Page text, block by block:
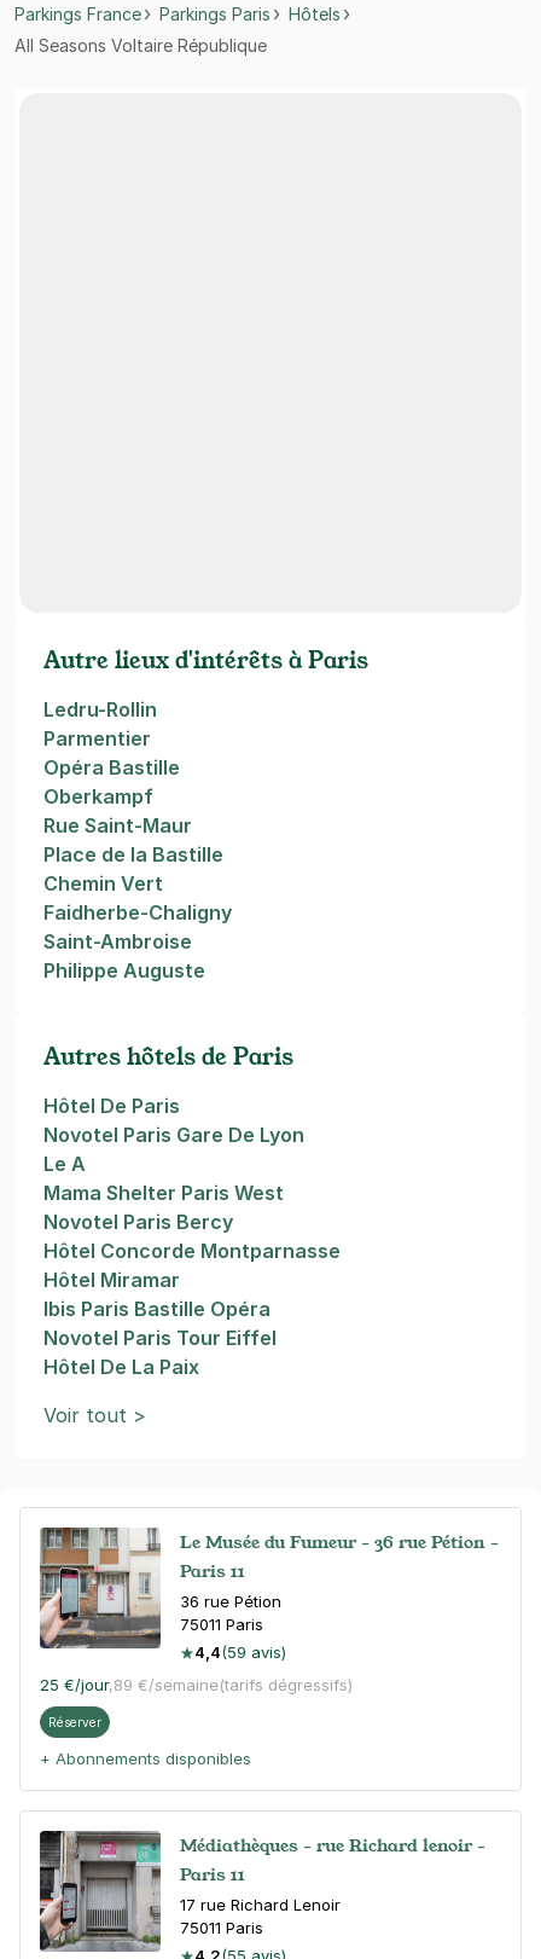
Parkings France Parkings Paris
Hôtels
All Seasons Voltaire République
Le Musée du Fumeur - 36 rue Pétion -
Paris 11
36 rue Pétion
75011 Paris
4,4(59 avis)
25 €/jour,89 €/semaine(tarifs dégressifs)
Réserver
+ Abonnements disponibles
Médiathèques - rue Richard lenoir -
Paris 11
17 rue Richard Lenoir
75011 Paris
Autre lieux d'intérêts à Paris
Ledru-Rollin
Parmentier
Opéra Bastille
Oberkampf
Rue Saint-Maur
Place de la Bastille
Chemin Vert
Faidherbe-Chaligny
Saint-Ambroise
Philippe Auguste
Autres hôtels de Paris
Hôtel De Paris
Novotel Paris Gare De Lyon
Le A
Mama Shelter Paris West
Novotel Paris Bercy
Hôtel Concorde Montparnasse
Hôtel Miramar
Ibis Paris Bastille Opéra
Novotel Paris Tour Eiffel
Hôtel De La Paix
Voir tout >